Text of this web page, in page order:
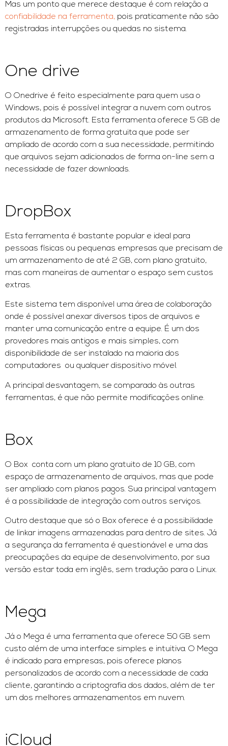
Mas um ponto que merece destaque é com relação a
confiabilidade na ferramenta, pois praticamente não são
registradas interrupções ou quedas no sistema.
One drive
O Onedrive é feito especialmente para quem usa o
Windows, pois é possível integrar a nuvem com outros
produtos da Microsoft. Esta ferramenta oferece 5 GB de
armazenamento de forma gratuita que pode ser
ampliado de acordo com a sua necessidade, permitindo
que arquivos sejam adicionados de forma on-line sem a
necessidade de fazer downloads.
DropBox
Esta ferramenta é bastante popular e ideal para
pessoas físicas ou pequenas empresas que precisam de
um armazenamento de até 2 GB, com plano gratuito,
mas com maneiras de aumentar o espaço sem custos
extras.
Este sistema tem disponível uma área de colaboração
onde é possível anexar diversos tipos de arquivos e
manter uma comunicação entre a equipe. É um dos
provedores mais antigos e mais simples, com
disponibilidade de ser instalado na maioria dos
computadores ou qualquer dispositivo móvel.
A principal desvantagem, se comparado às outras
ferramentas, é que não permite modificações online.
Box
O Box conta com um plano gratuito de 10 GB, com
espaço de armazenamento de arquivos, mas que pode
ser ampliado com planos pagos. Sua principal vantagem
é a possibilidade de integração com outros serviços.
Outro destaque que só o Box oferece é a possibilidade
de linkar imagens armazenadas para dentro de sites. Já
a segurança da ferramenta é questionável e uma das
preocupações da equipe de desenvolvimento, por sua
versão estar toda em inglês, sem tradução para o Linux.
Mega
Já o Mega é uma ferramenta que oferece 50 GB sem
custo além de uma interface simples e intuitiva. O Mega
é indicado para empresas, pois oferece planos
personalizados de acordo com a necessidade de cada
cliente, garantindo a criptografia dos dados, além de ter
um dos melhores armazenamentos em nuvem.
iCloud